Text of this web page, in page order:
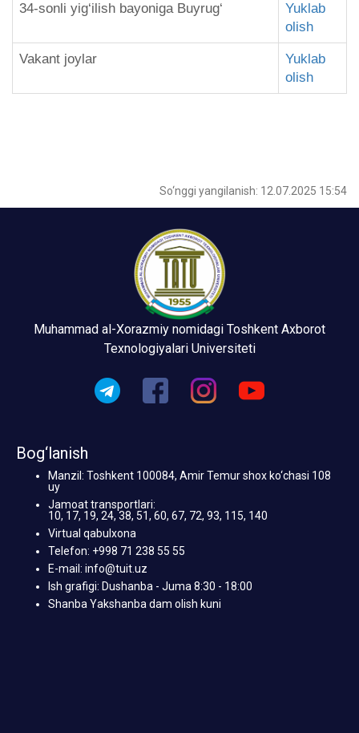
34-sonli yig‘ilish bayoniga Buyrug‘
Yuklab
olish
Vakant joylar
Yuklab
olish
So‘nggi yangilanish: 12.07.2025 15:54
Muhammad al-Xorazmiy nomidagi Toshkent Axborot
Texnologiyalari Universiteti
Bog‘lanish
Manzil: Toshkent 100084, Amir Temur shox ko‘chasi 108
uy
Jamoat transportlari:
10, 17, 19, 24, 38, 51, 60, 67, 72, 93, 115, 140
Virtual qabulxona
Telefon: +998 71 238 55 55
E-mail: info@tuit.uz
Ish grafigi: Dushanba - Juma 8:30 - 18:00
Shanba Yakshanba dam olish kuni